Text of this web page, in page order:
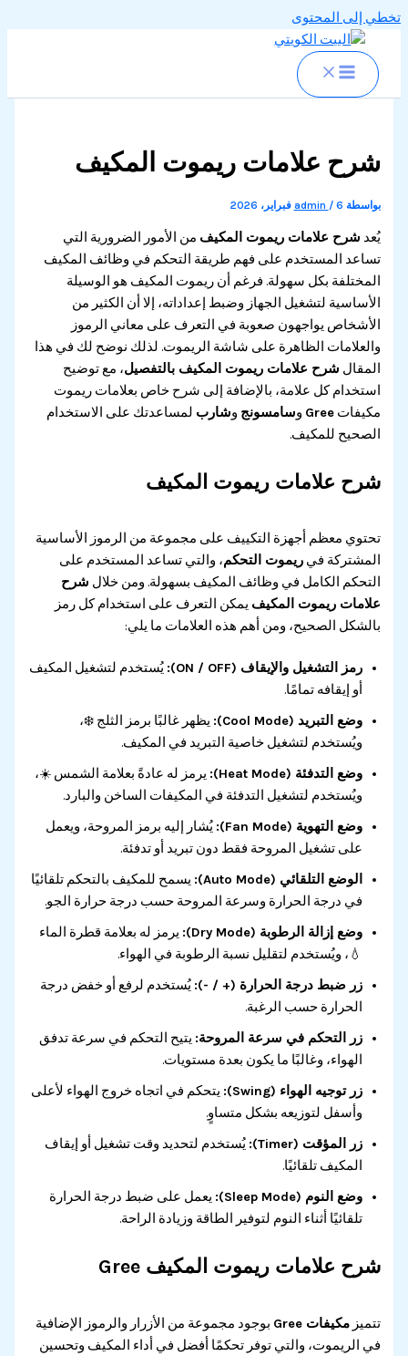
تخطي إلى المحتوى
شرح علامات ريموت المكيف
بواسطة admin / 6 فبراير، 2026
يُعد شرح علامات ريموت المكيف من الأمور الضرورية التي
تساعد المستخدم على فهم طريقة التحكم في وظائف المكيف
المختلفة بكل سهولة. فرغم أن ريموت المكيف هو الوسيلة
الأساسية لتشغيل الجهاز وضبط إعداداته، إلا أن الكثير من
الأشخاص يواجهون صعوبة في التعرف على معاني الرموز
والعلامات الظاهرة على شاشة الريموت. لذلك نوضح لك في هذا
المقال شرح علامات ريموت المكيف بالتفصيل، مع توضيح
استخدام كل علامة، بالإضافة إلى شرح خاص بعلامات ريموت
مكيفاتGree وسامسونج وشارب لمساعدتك على الاستخدام
الصحيح للمكيف.
شرح علامات ريموت المكيف
تحتوي معظم أجهزة التكييف على مجموعة من الرموز الأساسية
المشتركة فيريموت التحكم، والتي تساعد المستخدم على
التحكم الكامل في وظائف المكيف بسهولة. ومن خلال شرح
علامات ريموت المكيف يمكن التعرف على استخدام كل رمز
بالشكل الصحيح، ومن أهم هذه العلامات ما يلي:
رمز التشغيل والإيقاف (ON / OFF):
يُستخدم لتشغيل المكيف
أو إيقافه تمامًا.
وضع التبريد (Cool Mode):
يظهر غالبًا برمز الثلج ❄️،
ويُستخدم لتشغيل خاصية التبريد في المكيف.
وضع التدفئة (Heat Mode):
يرمز له عادةً بعلامة الشمس ☀️،
ويُستخدم لتشغيل التدفئة في المكيفات الساخن والبارد.
وضع التهوية (Fan Mode):
يُشار إليه برمز المروحة، ويعمل
على تشغيل المروحة فقط دون تبريد أو تدفئة.
الوضع التلقائي (Auto Mode):
يسمح للمكيف بالتحكم تلقائيًا
في درجة الحرارة وسرعة المروحة حسب درجة حرارة الجو.
وضع إزالة الرطوبة (Dry Mode):
يرمز له بعلامة قطرة الماء
💧، ويُستخدم لتقليل نسبة الرطوبة في الهواء.
زر ضبط درجة الحرارة (+ / -): يُستخدم لرفع أو خفض درجة
الحرارة حسب الرغبة.
زر التحكم في سرعة المروحة: يتيح التحكم في سرعة تدفق
الهواء، وغالبًا ما يكون بعدة مستويات.
زر توجيه الهواء (Swing):
يتحكم في اتجاه خروج الهواء لأعلى
وأسفل لتوزيعه بشكل متساوٍ.
زر المؤقت (Timer):
يُستخدم لتحديد وقت تشغيل أو إيقاف
المكيف تلقائيًا.
وضع النوم (Sleep Mode):
يعمل على ضبط درجة الحرارة
تلقائيًا أثناء النوم لتوفير الطاقة وزيادة الراحة.
شرح علامات ريموت المكيف Gree
تتميزمكيفات Gree
بوجود مجموعة من الأزرار والرموز الإضافية
في الريموت، والتي توفر تحكمًا أفضل في أداء المكيف وتحسين